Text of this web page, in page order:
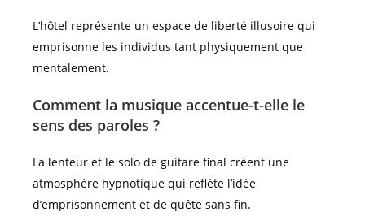
L’hôtel représente un espace de liberté illusoire qui
emprisonne les individus tant physiquement que
mentalement.
Comment la musique accentue-t-elle le
sens des paroles ?
La lenteur et le solo de guitare final créent une
atmosphère hypnotique qui reflète l’idée
d’emprisonnement et de quête sans fin.